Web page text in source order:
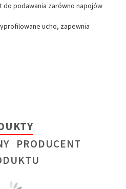
podawania zarówno napojów
ucho, zapewnia
PRODUCENT